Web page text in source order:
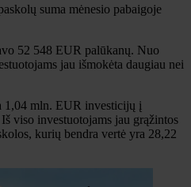
suma mėnesio pabaigoje
52 548 EUR palūkanų. Nuo
jau išmokėta daugiau nei
1,04 mln. EUR investicijų į
viso investuotojams jau grąžintos
kurių bendra vertė yra 28,22